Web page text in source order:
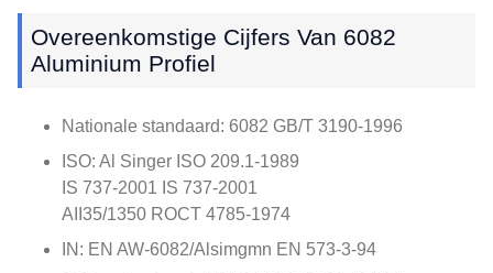
Overeenkomstige Cijfers Van 6082
Aluminium Profiel
Nationale standaard: 6082 GB/T 3190-1996
ISO: Al Singer ISO 209.1-1989
IS 737-2001 IS 737-2001
AII35/1350 ROCT 4785-1974
IN: EN AW-6082/Alsimgmn EN 573-3-94